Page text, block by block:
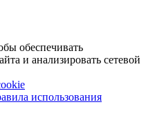
обеспечивать
и анализировать сетевой
использования